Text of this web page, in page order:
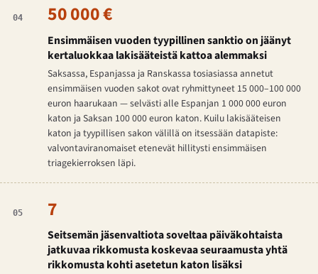
04 50 000 €
Ensimmäisen vuoden tyypillinen sanktio on jäänyt
kertaluokkaa lakisääteistä kattoa alemmaksi
Saksassa, Espanjassa ja Ranskassa tosiasiassa annetut
ensimmäisen vuoden sakot ovat ryhmittyneet 15 000–100 000
euron haarukaan — selvästi alle Espanjan 1 000 000 euron
katon ja Saksan 100 000 euron katon. Kuilu lakisääteisen
katon ja tyypillisen sakon välillä on itsessään datapiste:
valvontaviranomaiset etenevät hillitysti ensimmäisen
triagekierroksen läpi.
05 7
Seitsemän jäsenvaltiota soveltaa päiväkohtaista
jatkuvaa rikkomusta koskevaa seuraamusta yhtä
rikkomusta kohti asetetun katon lisäksi